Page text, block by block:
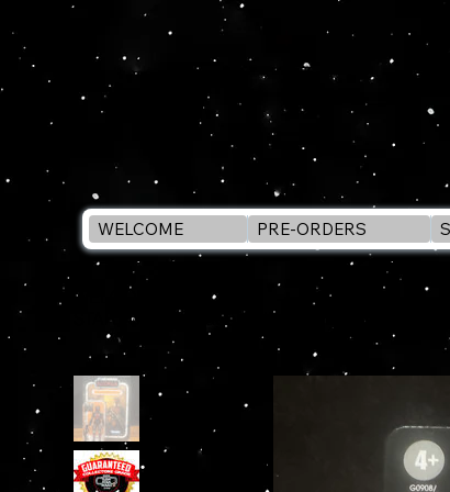
WELCOME PRE-ORDERS
WELCOME
STAR WARS Vintage Collection